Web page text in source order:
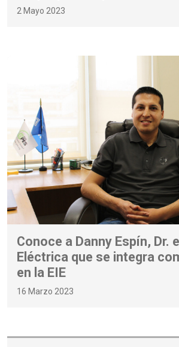
2 Mayo 2023
Conoce a Danny Espín, Dr.
Eléctrica que se integra
en la EIE
16 Marzo 2023